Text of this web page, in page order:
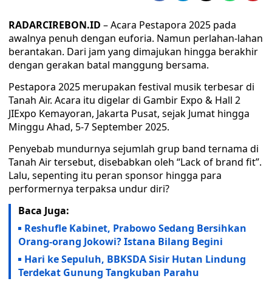
RADARCIREBON.ID – Acara Pestapora 2025 pada
awalnya penuh dengan euforia. Namun perlahan-lahan
berantakan. Dari jam yang dimajukan hingga berakhir
dengan gerakan batal manggung bersama.
Pestapora 2025 merupakan festival musik terbesar di
Tanah Air. Acara itu digelar di Gambir Expo & Hall 2
JIExpo Kemayoran, Jakarta Pusat, sejak Jumat hingga
Minggu Ahad, 5-7 September 2025.
Penyebab mundurnya sejumlah grup band ternama di
Tanah Air tersebut, disebabkan oleh “Lack of brand fit”.
Lalu, sepenting itu peran sponsor hingga para
performernya terpaksa undur diri?
Baca Juga:
Reshufle Kabinet, Prabowo Sedang Bersihkan
Orang-orang Jokowi? Istana Bilang Begini
Hari ke Sepuluh, BBKSDA Sisir Hutan Lindung
Terdekat Gunung Tangkuban Parahu